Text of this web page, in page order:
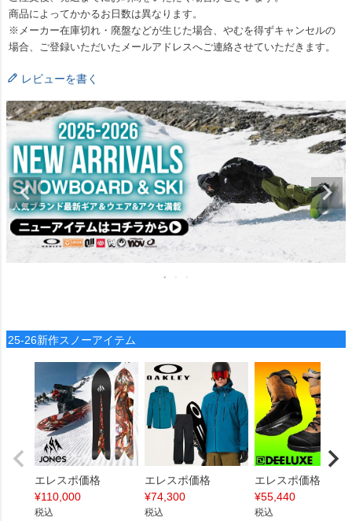
商品によってかかるお日数は異なります。
※メーカー在庫切れ・廃盤などが生じた場合、やむを得ずキャンセルの
場合、ご登録いただいたメールアドレスへご連絡させていただきます。
レビューを書く
25-26新作スノーアイテム
エレスポ価格
¥110,000
税込
エレスポ価格
¥74,300
税込
エレスポ価格
¥55,440
税込